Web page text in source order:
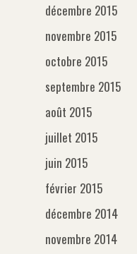
décembre 2015
novembre 2015
octobre 2015
septembre 2015
août 2015
juillet 2015
juin 2015
février 2015
décembre 2014
novembre 2014